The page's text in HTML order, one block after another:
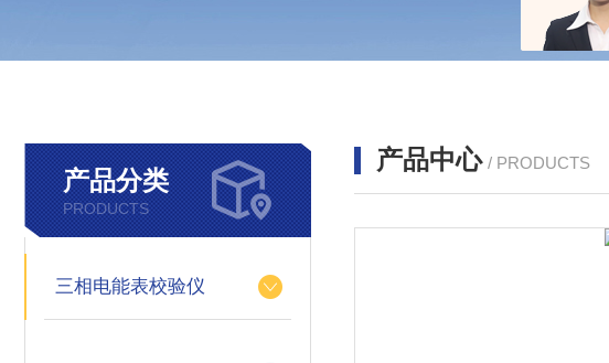
产品分类
PRODUCTS
三相电能表校验仪
产品中心 / PRODUCTS